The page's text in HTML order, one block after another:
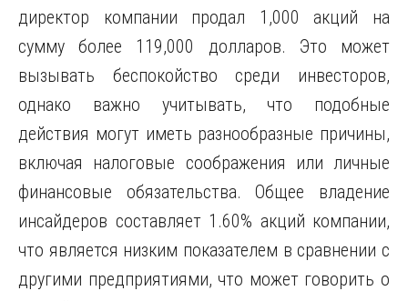
директор компании продал 1,000 акций на
сумму более 119,000 долларов. Это может
вызывать беспокойство среди инвесторов,
однако важно учитывать, что подобные
действия могут иметь разнообразные причины,
включая налоговые соображения или личные
финансовые обязательства. Общее владение
инсайдеров составляет 1.60% акций компании,
что является низким показателем в сравнении с
другими предприятиями, что может говорить о